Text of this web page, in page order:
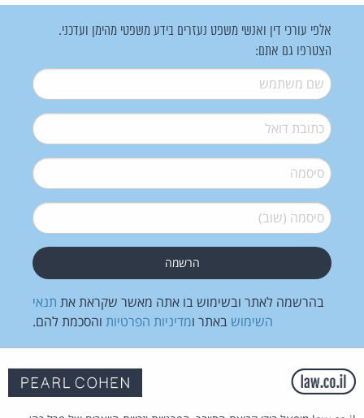
אלפי עורכי דין ואנשי משפט נעזרים בידע משפטי מהימן ועדכני.
הצטרפו גם אתם:
שם משתמש*
דואל*
סיסמה*
סיסמה (שוב)*
בהרשמה לאתר ובשימוש בו אתה מאשר שקראת את תנאי
השימוש באתר ומדיניות הפרטיות והסכמת להם.